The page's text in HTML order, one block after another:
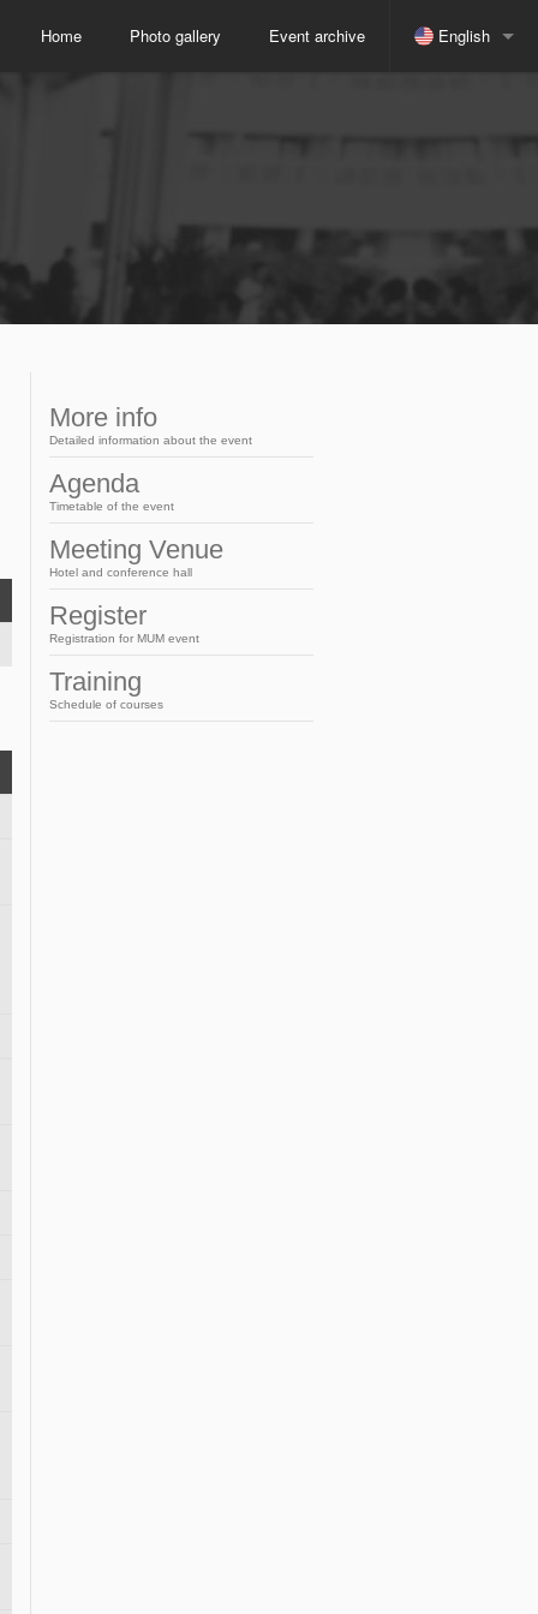
Home Photo gallery Event archive English
Russian
More info
Detailed information about the event
Agenda
Timetable of the event
Meeting Venue
Hotel and conference hall
Register
Registration for MUM event
Training
Schedule of courses